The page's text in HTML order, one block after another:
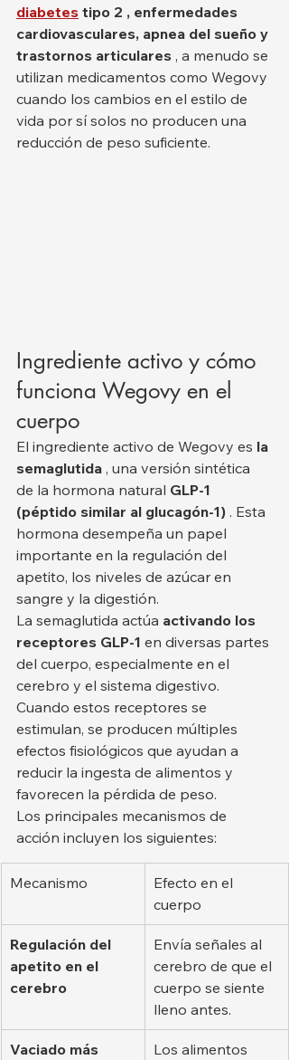
diabetes tipo 2 , enfermedades
cardiovasculares, apnea del sueño y
trastornos articulares , a menudo se
utilizan medicamentos como Wegovy
cuando los cambios en el estilo de
vida por sí solos no producen una
reducción de peso suficiente.
Ingrediente activo y cómo
funciona Wegovy en el
cuerpo
El ingrediente activo de Wegovy es la
semaglutida , una versión sintética
de la hormona natural GLP-1
(péptido similar al glucagón-1) . Esta
hormona desempeña un papel
importante en la regulación del
apetito, los niveles de azúcar en
sangre y la digestión.
La semaglutida actúa activando los
receptores GLP-1 en diversas partes
del cuerpo, especialmente en el
cerebro y el sistema digestivo.
Cuando estos receptores se
estimulan, se producen múltiples
efectos fisiológicos que ayudan a
reducir la ingesta de alimentos y
favorecen la pérdida de peso.
Los principales mecanismos de
acción incluyen los siguientes:
Mecanismo
Efecto en el
cuerpo
Regulación del
apetito en el
cerebro
Envía señales al
cerebro de que el
cuerpo se siente
lleno antes.
Vaciado más Los alimentos